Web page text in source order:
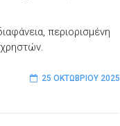
περιορισμένη
25 ΟΚΤΩΒΡΊΟΥ 2025